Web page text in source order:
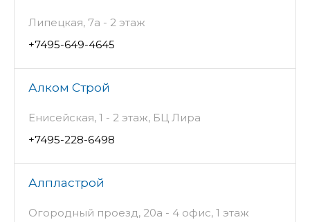
Липецкая, 7а - 2 этаж
+7495-649-4645
Алком Строй
Енисейская, 1 - 2 этаж, БЦ Лира
+7495-228-6498
Алпластрой
Огородный проезд, 20а - 4 офис, 1 этаж